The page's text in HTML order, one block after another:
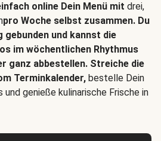
online Dein Menü mit drei,
pro Woche selbst zusammen. Du
und kannst die
im wöchentlichen Rhythmus
ganz abbestellen. Streiche die
Terminkalender, bestelle Dein
und genieße kulinarische Frische in